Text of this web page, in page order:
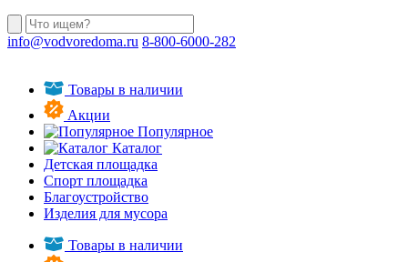
info@vodvoredoma.ru 8-800-6000-282
Товары в наличии
Акции
Популярное
Каталог
Детская площадка
Спорт площадка
Благоустройство
Изделия для мусора
Товары в наличии